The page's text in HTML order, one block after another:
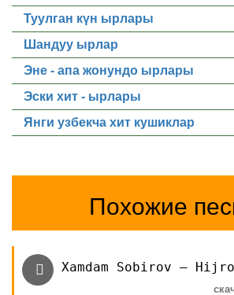
Туулган күн ырлары
Шандуу ырлар
Эне - апа жонундо ырлары
Эски хит - ырлары
Янги узбекча хит кушиклар
Похожие
Xamdam Sobirov —